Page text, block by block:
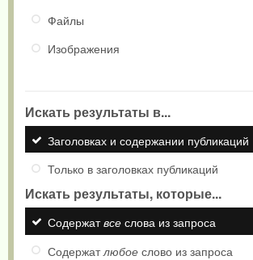
Файлы
Изображения
Искать результаты в...
Заголовках и содержании публикаций
Только в заголовках публикаций
Искать результаты, которые...
Содержатвсе слова из запроса
Содержатлюбое слово из запроса